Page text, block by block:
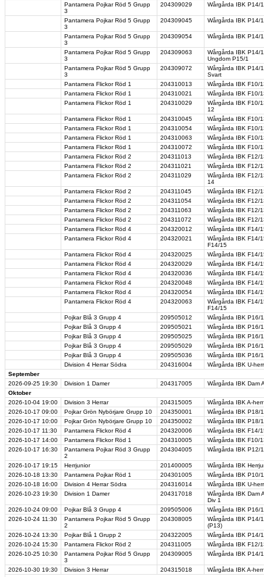
Pantamera Pojkar Röd 5 Grupp
3
204309029 Wårgårda IBK P14/
Pantamera Pojkar Röd 5 Grupp
3
204309045 Wårgårda IBK P14/
Pantamera Pojkar Röd 5 Grupp
3
204309054 Wårgårda IBK P14/
Pantamera Pojkar Röd 5 Grupp
3
204309063
Wårgårda IBK P14/
Ungdom P15/1
Pantamera Pojkar Röd 5 Grupp
3
204309072
Wårgårda IBK P14/
Svart
Pantamera Flickor Röd 1
204310013
Wårgårda IBK F10/
Pantamera Flickor Röd 1
204310021
Wårgårda IBK F10/
Pantamera Flickor Röd 1
204310029
Wårgårda IBK F10/
12
Pantamera Flickor Röd 1
204310045
Wårgårda IBK F10/
Pantamera Flickor Röd 1
204310054
Wårgårda IBK F10/
Pantamera Flickor Röd 1
204310063
Wårgårda IBK F10/
Pantamera Flickor Röd 1
204310072
Wårgårda IBK F10/
Pantamera Flickor Röd 2
204311013
Wårgårda IBK F12/
Pantamera Flickor Röd 2
204311021
Wårgårda IBK F12/
Pantamera Flickor Röd 2
204311029
Wårgårda IBK F12/
14
Pantamera Flickor Röd 2
204311045
Wårgårda IBK F12/
Pantamera Flickor Röd 2
204311054
Wårgårda IBK F12/
Pantamera Flickor Röd 2
204311063
Wårgårda IBK F12/
Pantamera Flickor Röd 2
204311072
Wårgårda IBK F12/
Pantamera Flickor Röd 4
204320012
Wårgårda IBK F14/
Pantamera Flickor Röd 4
204320021
Wårgårda IBK F14/
F14/15
Pantamera Flickor Röd 4
204320025
Wårgårda IBK F14/
Pantamera Flickor Röd 4
204320029
Wårgårda IBK F14/
Pantamera Flickor Röd 4
204320036
Wårgårda IBK F14/
Pantamera Flickor Röd 4
204320048
Wårgårda IBK F14/
Pantamera Flickor Röd 4
204320054
Wårgårda IBK F14/
Pantamera Flickor Röd 4
204320063
Wårgårda IBK F14/
F14/15
Pojkar Blå 3 Grupp 4
209505012
Wårgårda IBK P16/
Pojkar Blå 3 Grupp 4
209505021
Wårgårda IBK P16/
Pojkar Blå 3 Grupp 4
209505025
Wårgårda IBK P16/
Pojkar Blå 3 Grupp 4
209505029
Wårgårda IBK P16/
Pojkar Blå 3 Grupp 4
209505036
Wårgårda IBK P16/
Division 4 Herrar Södra
204316004
Wårgårda IBK U-
September
2026-09-25 19:30 Division 1 Damer 204317005
Wårgårda IBK Dam
Oktober
2026-10-04 19:00 Division 3 Herrar 204315005
Wårgårda IBK A-
2026-10-17 09:00 Pojkar Grön Nybörjare Grupp 10 204350001
Wårgårda IBK P18/
2026-10-17 10:00 Pojkar Grön Nybörjare Grupp 10 204350002
Wårgårda IBK P18/
2026-10-17 11:30 Pantamera Flickor Röd 4 204320006
Wårgårda IBK F14/
2026-10-17 14:00 Pantamera Flickor Röd 1 204310005
Wårgårda IBK F10/
2026-10-17 16:30
Pantamera Pojkar Röd 3 Grupp
2
204304005 Wårgårda IBK P12/
2026-10-17 19:15 Herrjunior 201400005
Wårgårda IBK
2026-10-18 13:30 Pantamera Pojkar Röd 1 204301005
Wårgårda IBK P10/
2026-10-18 16:00 Division 4 Herrar Södra 204316014
Wårgårda IBK U-
2026-10-23 19:30 Division 1 Damer 204317018
Wårgårda IBK Dam
Div 1
2026-10-24 09:00 Pojkar Blå 3 Grupp 4 209505006
Wårgårda IBK P16/
2026-10-24 11:30
Pantamera Pojkar Röd 5 Grupp
2
204308005
Wårgårda IBK P14/
(P13)
2026-10-24 13:30 Pojkar Blå 1 Grupp 2 204322005
Wårgårda IBK P14/
2026-10-24 15:30 Pantamera Flickor Röd 2 204311005
Wårgårda IBK F12/
2026-10-25 10:30
Pantamera Pojkar Röd 5 Grupp
3
204309005 Wårgårda IBK P14/
2026-10-30 19:30 Division 3 Herrar 204315018
Wårgårda IBK A-